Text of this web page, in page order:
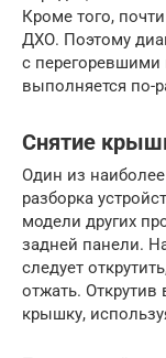
Кроме того,
ДХО. Поэтому
с перегоревшими
выполняется по-
Снятие
Один из
разборка
модели других
задней панели.
следует
отжать.
крышку,